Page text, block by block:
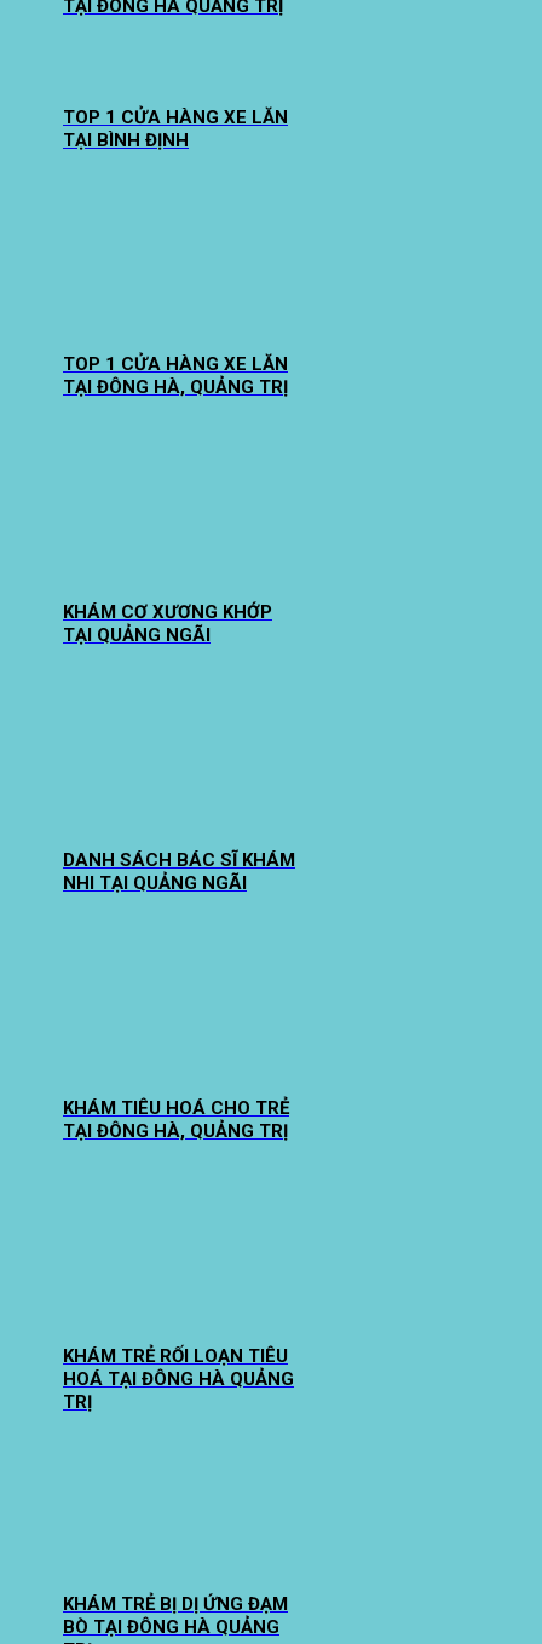
TẠI ĐÔNG HÀ QUẢNG TRỊ
TOP 1 CỬA HÀNG XE LĂN
TẠI BÌNH ĐỊNH
TOP 1 CỬA HÀNG XE LĂN
TẠI ĐÔNG HÀ, QUẢNG TRỊ
KHÁM CƠ XƯƠNG KHỚP
TẠI QUẢNG NGÃI
DANH SÁCH BÁC SĨ KHÁM
NHI TẠI QUẢNG NGÃI
KHÁM TIÊU HOÁ CHO TRẺ
TẠI ĐÔNG HÀ, QUẢNG TRỊ
KHÁM TRẺ RỐI LOẠN TIÊU
HOÁ TẠI ĐÔNG HÀ QUẢNG
TRỊ
KHÁM TRẺ BỊ DỊ ỨNG ĐẠM
BÒ TẠI ĐÔNG HÀ QUẢNG